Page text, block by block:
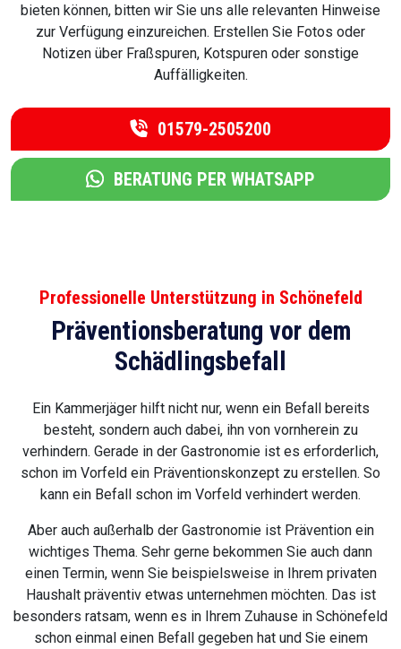
bieten können, bitten wir Sie uns alle relevanten Hinweise
zur Verfügung einzureichen. Erstellen Sie Fotos oder
Notizen über Fraßspuren, Kotspuren oder sonstige
Auffälligkeiten.
01579-2505200
BERATUNG PER WHATSAPP
Professionelle Unterstützung in Schönefeld
Präventionsberatung vor dem
Schädlingsbefall
Ein Kammerjäger hilft nicht nur, wenn ein Befall bereits
besteht, sondern auch dabei, ihn von vornherein zu
verhindern. Gerade in der Gastronomie ist es erforderlich,
schon im Vorfeld ein Präventionskonzept zu erstellen. So
kann ein Befall schon im Vorfeld verhindert werden.
Aber auch außerhalb der Gastronomie ist Prävention ein
wichtiges Thema. Sehr gerne bekommen Sie auch dann
einen Termin, wenn Sie beispielsweise in Ihrem privaten
Haushalt präventiv etwas unternehmen möchten. Das ist
besonders ratsam, wenn es in Ihrem Zuhause in Schönefeld
schon einmal einen Befall gegeben hat und Sie einem